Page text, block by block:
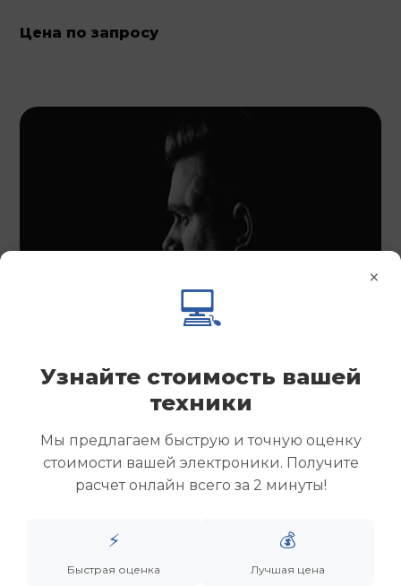
Цена по запросу
Менеджер
×
💻
Узнайте стоимость вашей
техники
Мы предлагаем быструю и точную оценку
стоимости вашей электроники. Получите
расчет онлайн всего за 2 минуты!
⚡
Быстрая оценка
💰
Лучшая цена